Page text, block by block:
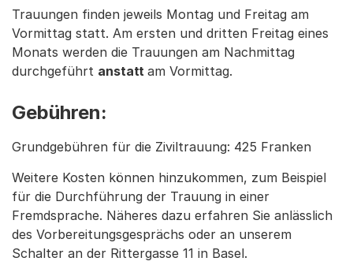
Trauungen finden jeweils Montag und Freitag am
Vormittag statt. Am ersten und dritten Freitag eines
Monats werden die Trauungen am Nachmittag
durchgeführt anstatt am Vormittag.
Gebühren:
Grundgebühren für die Ziviltrauung: 425 Franken
Weitere Kosten können hinzukommen, zum Beispiel
für die Durchführung der Trauung in einer
Fremdsprache. Näheres dazu erfahren Sie anlässlich
des Vorbereitungsgesprächs oder an unserem
Schalter an der Rittergasse 11 in Basel.